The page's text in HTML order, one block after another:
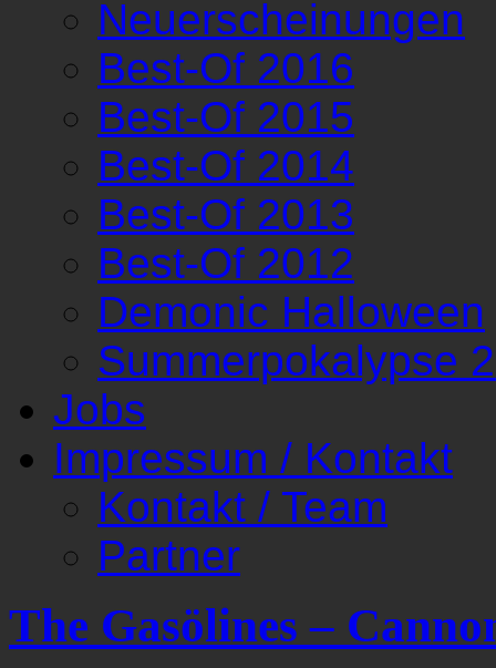
Neuerscheinungen
Best-Of 2016
Best-Of 2015
Best-Of 2014
Best-Of 2013
Best-Of 2012
Demonic Halloween
Summerpokalypse
Jobs
Impressum / Kontakt
Kontakt / Team
Partner
The Gasölines –